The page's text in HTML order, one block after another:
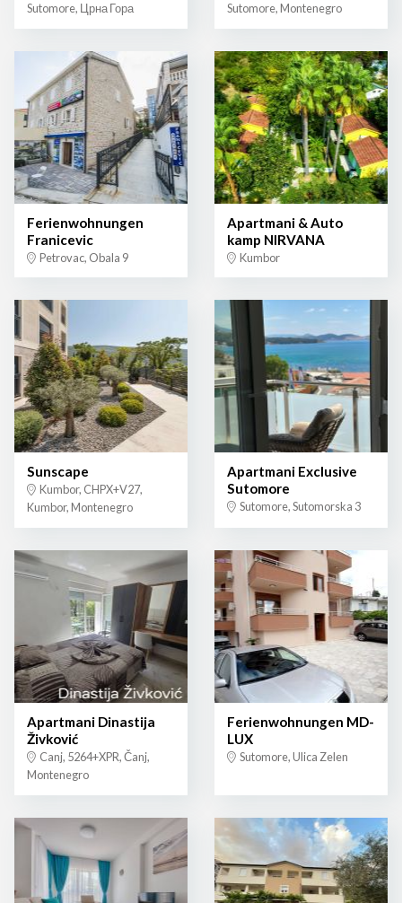
Sutomore, Црна Гора
Sutomore, Montenegro
Ferienwohnungen
Franicevic
Petrovac, Obala 9
Apartmani & Auto
kamp NIRVANA
Kumbor
Sunscape
Kumbor, CHPX+V27,
Kumbor, Montenegro
Apartmani Exclusive
Sutomore
Sutomore, Sutomorska 3
Apartmani Dinastija
Živković
Canj, 5264+XPR, Čanj,
Montenegro
Ferienwohnungen MD-
LUX
Sutomore, Ulica Zelen